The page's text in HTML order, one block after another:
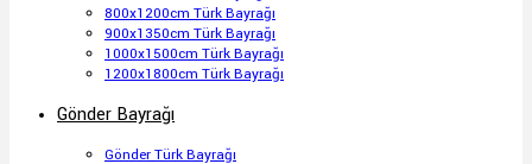
800x1200cm Türk Bayrağı
900x1350cm Türk Bayrağı
1000x1500cm Türk Bayrağı
1200x1800cm Türk Bayrağı
Gönder Bayrağı
Gönder Türk Bayrağı